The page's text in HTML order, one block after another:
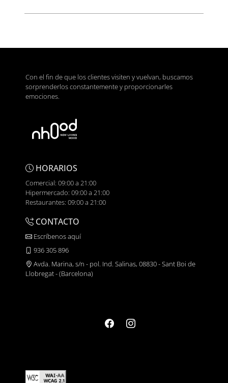
Con el fin de que los clientes visiten y vuelvan, buscamos
sorprenderlos constantemente y proporcionarles
emociones.
HORARIOS
Comercial: 09:00 a 21:00
Hipermercado: 09:00 a 21:00
Restaurantes: 09:00 a 21:00
CONTACTO
Escríbenos aquí
936 305 896
Avda. Marina, s/n - pol. Ind. Salinas, 08830 - Sant Boi de
Llobregat - (Barcelona)